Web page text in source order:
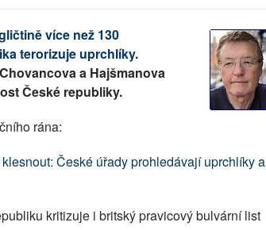
více než 130
terorizuje uprchlíky.
a Hajšmanova
České republiky.
rána:
České úřady prohledávají uprchlíky a
kritizuje i britský pravicový bulvární list